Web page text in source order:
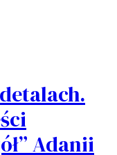
Adanii